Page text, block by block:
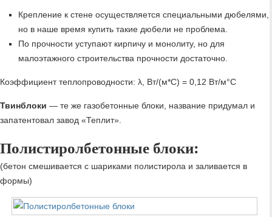
Крепление к стене осуществляется специальными дюбелями,
но в наше время купить такие дюбели не проблема.
По прочности уступают кирпичу и монолиту, но для
малоэтажного строительства прочности достаточно.
Коэффициент теплопроводности: λ, Вт/(м*С) = 0,12 Вт/м°C
Твинблоки — те же газобетонные блоки, название придумал и
запатентовал завод «Теплит».
Полистиролбетонные блоки:
(бетон смешивается с шариками полистирола и заливается в
формы)